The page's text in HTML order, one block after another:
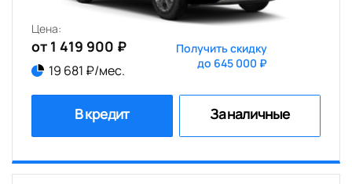
Цена:
от 1 419 900 ₽
19 681 ₽/мес.
Получить скидку
до 645 000 ₽
В кредит За наличные